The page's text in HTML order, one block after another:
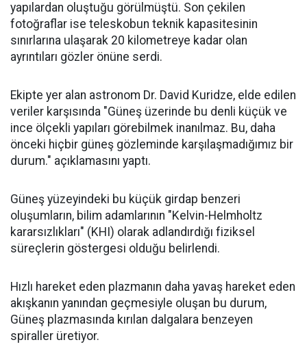
yapılardan oluştuğu görülmüştü. Son çekilen
fotoğraflar ise teleskobun teknik kapasitesinin
sınırlarına ulaşarak 20 kilometreye kadar olan
ayrıntıları gözler önüne serdi.
Ekipte yer alan astronom Dr. David Kuridze, elde edilen
veriler karşısında "Güneş üzerinde bu denli küçük ve
ince ölçekli yapıları görebilmek inanılmaz. Bu, daha
önceki hiçbir güneş gözleminde karşılaşmadığımız bir
durum." açıklamasını yaptı.
Güneş yüzeyindeki bu küçük girdap benzeri
oluşumların, bilim adamlarının "Kelvin-Helmholtz
kararsızlıkları" (KHI) olarak adlandırdığı fiziksel
süreçlerin göstergesi olduğu belirlendi.
Hızlı hareket eden plazmanın daha yavaş hareket eden
akışkanın yanından geçmesiyle oluşan bu durum,
Güneş plazmasında kırılan dalgalara benzeyen
spiraller üretiyor.